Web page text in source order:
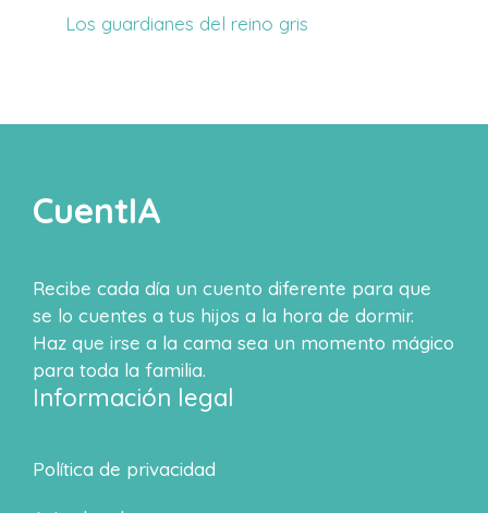
Los guardianes del reino gris
CuentIA
Recibe cada día un cuento diferente para que
se lo cuentes a tus hijos a la hora de dormir.
Haz que irse a la cama sea un momento mágico
para toda la familia.
Información legal
Política de privacidad